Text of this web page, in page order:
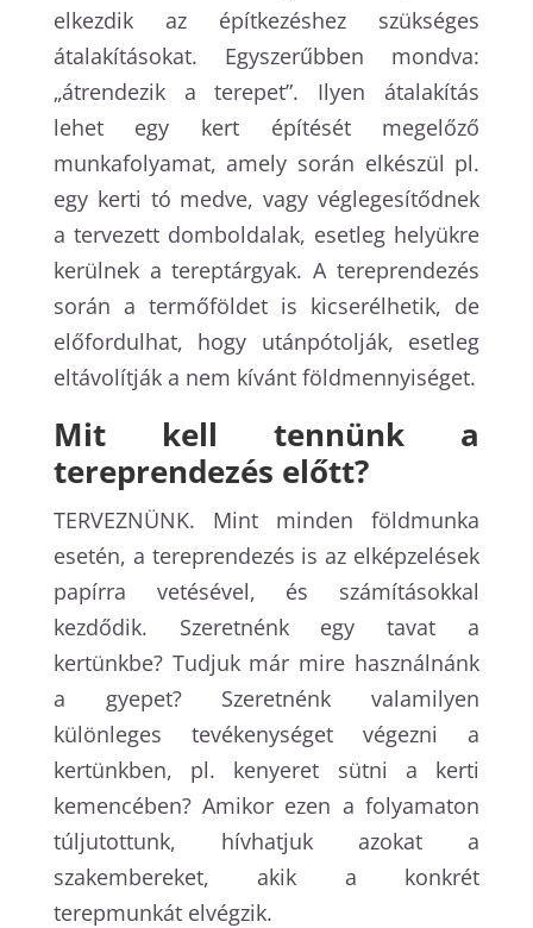
elkezdik az építkezéshez szükséges
átalakításokat. Egyszerűbben mondva:
„átrendezik a terepet”. Ilyen átalakítás
lehet egy kert építését megelőző
munkafolyamat, amely során elkészül pl.
egy kerti tó medve, vagy véglegesítődnek
a tervezett domboldalak, esetleg helyükre
kerülnek a tereptárgyak. A tereprendezés
során a termőföldet is kicserélhetik, de
előfordulhat, hogy utánpótolják, esetleg
eltávolítják a nem kívánt földmennyiséget.
Mit kell tennünk a
tereprendezés előtt?
TERVEZNÜNK. Mint minden földmunka
esetén, a tereprendezés is az elképzelések
papírra vetésével, és számításokkal
kezdődik. Szeretnénk egy tavat a
kertünkbe? Tudjuk már mire használnánk
a gyepet? Szeretnénk valamilyen
különleges tevékenységet végezni a
kertünkben, pl. kenyeret sütni a kerti
kemencében? Amikor ezen a folyamaton
túljutottunk, hívhatjuk azokat a
szakembereket, akik a konkrét
terepmunkát elvégzik.